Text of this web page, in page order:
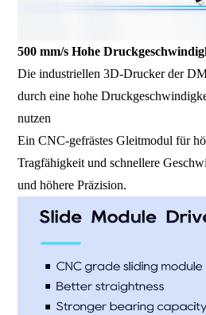
500 mm/s Hohe
Die industriellen 3D-Drucker der
durch eine hohe
nutzen
Ein CNC-gefrästes Gleitmodul für
Tragfähigkeit und schnellere
und höhere Präzision.